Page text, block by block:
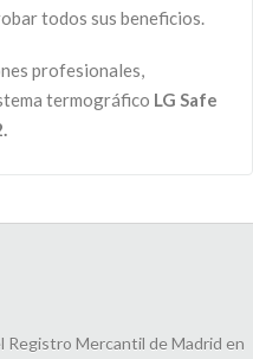
todos sus beneficios.
profesionales,
termográfico LG Safe
Registro Mercantil de Madrid en